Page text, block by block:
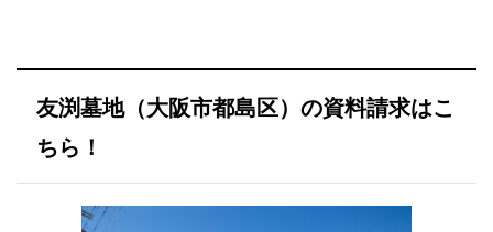
友渕墓地（大阪市都島区）の資料請求はこ
ちら！